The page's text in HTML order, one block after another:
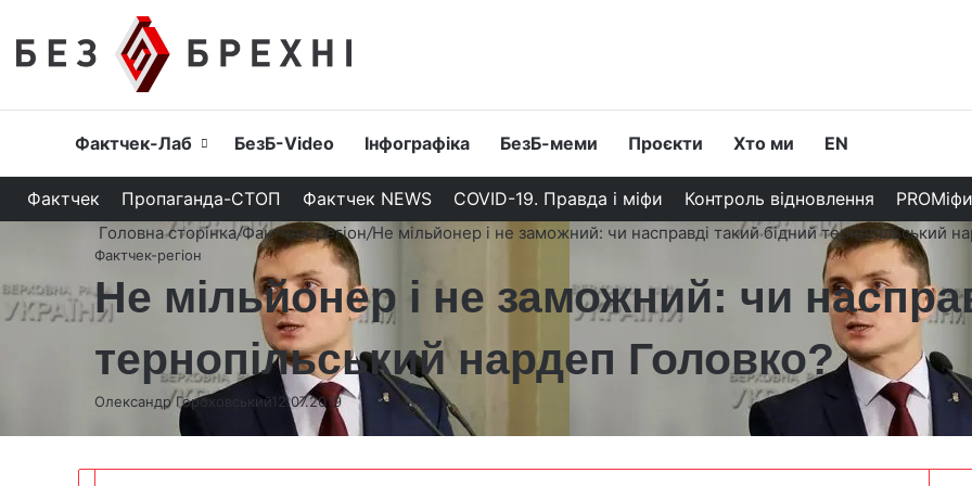
Головна
Фактчек-Лаб БезБ-Video Інфографіка БезБ-меми Проєкти Хто ми EN
Фактчек Пропаганда-СТОП Фактчек NEWS COVID-19. Правда і міфи Контроль відновлення PROМіфи
Головна сторінка/Фактчек-регіон/Не мільйонер і не заможний: чи насправді такий бідний тернопільський
Фактчек-регіон
Не мільйонер і не заможний: чи
тернопільський нардеп Головко?
Олександр Гороховський12.07.2019